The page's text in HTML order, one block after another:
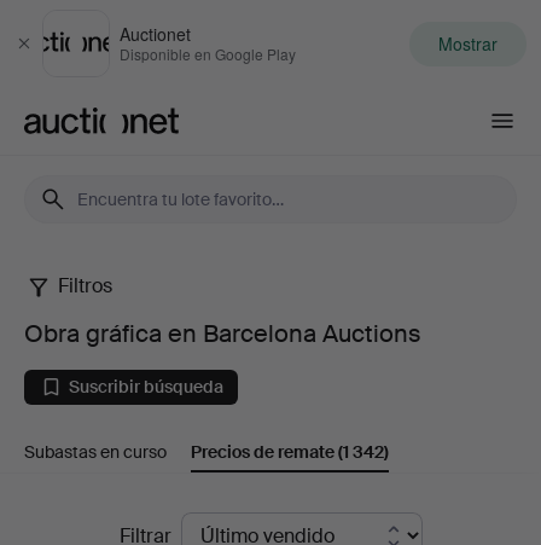
Cerrar
Auctionet
Disponible en Google Play Mostrar
Obra
gráfica
en
Barcelona
Auctions
Filtros
Obra gráfica en Barcelona Auctions
Suscribir búsqueda
Subastas en curso Precios de remate(1 342)
Filtrar